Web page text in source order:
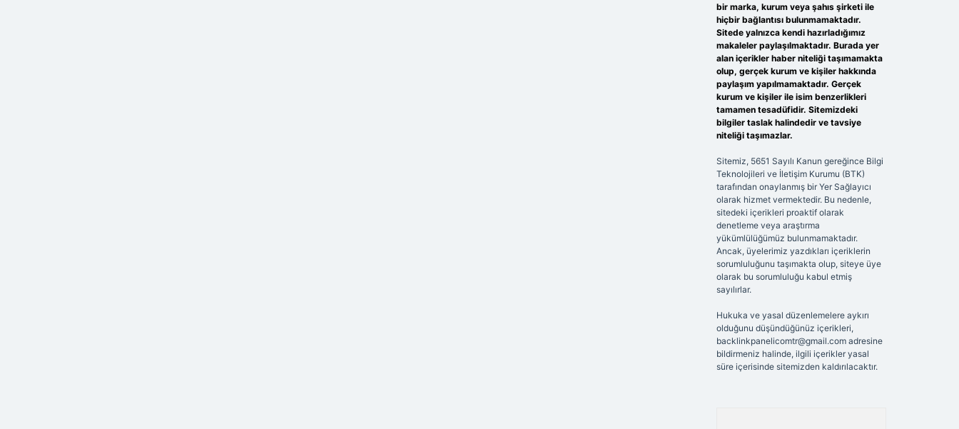
bir marka, kurum veya şahıs şirketi ile
hiçbir bağlantısı bulunmamaktadır.
Sitede yalnızca kendi hazırladığımız
makaleler paylaşılmaktadır. Burada yer
alan içerikler haber niteliği taşımamakta
olup, gerçek kurum ve kişiler hakkında
paylaşım yapılmamaktadır. Gerçek
kurum ve kişiler ile isim benzerlikleri
tamamen tesadüfidir. Sitemizdeki
bilgiler taslak halindedir ve tavsiye
niteliği taşımazlar.
Sitemiz, 5651 Sayılı Kanun gereğince Bilgi
Teknolojileri ve İletişim Kurumu (BTK)
tarafından onaylanmış bir Yer Sağlayıcı
olarak hizmet vermektedir. Bu nedenle,
sitedeki içerikleri proaktif olarak
denetleme veya araştırma
yükümlülüğümüz bulunmamaktadır.
Ancak, üyelerimiz yazdıkları içeriklerin
sorumluluğunu taşımakta olup, siteye üye
olarak bu sorumluluğu kabul etmiş
sayılırlar.
Hukuka ve yasal düzenlemelere aykırı
olduğunu düşündüğünüz içerikleri,
backlinkpanelicomtr@gmail.comadresine
bildirmeniz halinde, ilgili içerikler yasal
süre içerisinde sitemizden kaldırılacaktır.